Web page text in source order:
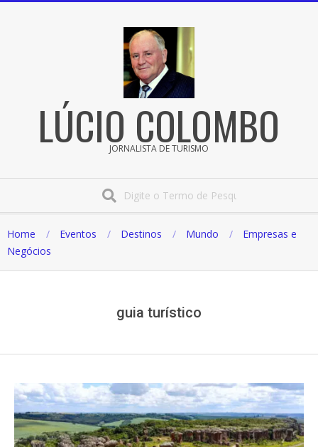
LÚCIO COLOMBO
JORNALISTA DE TURISMO
Home Eventos Destinos Mundo
Empresas e
Negócios
guia turístico